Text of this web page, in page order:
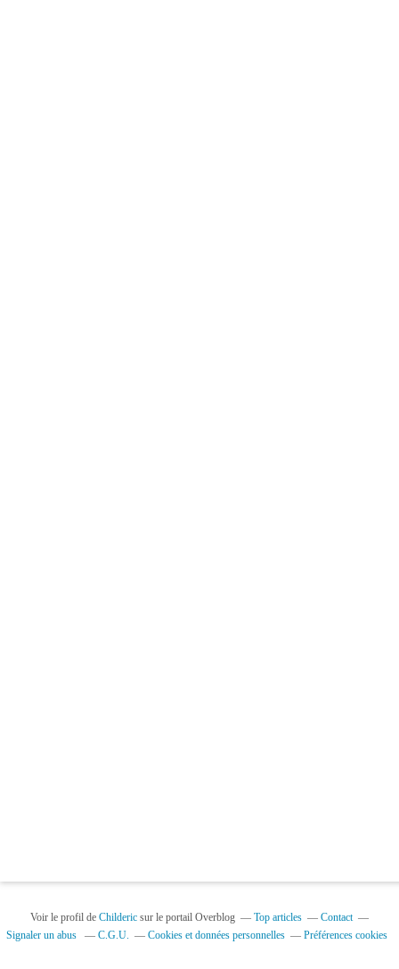
Voir le profil de Childeric sur le portail Overblog Top articles
Contact
Signaler un abus
C.G.U. Cookies et données personnelles Préférences cookies